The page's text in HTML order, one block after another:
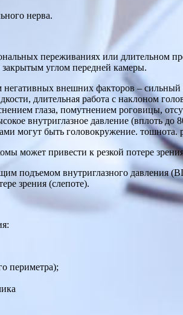
нерва.
переживаниях или длительном
закрытым углом передней камеры.
негативных внешних факторов –
длительная работа с наклоном
глаза, помутнением роговицы,
внутриглазное давление (вплоть
могут быть головокружение. тошнота.
может привести к резкой потере
подъемом внутриглазного давления
зрения (слепоте).
периметра);